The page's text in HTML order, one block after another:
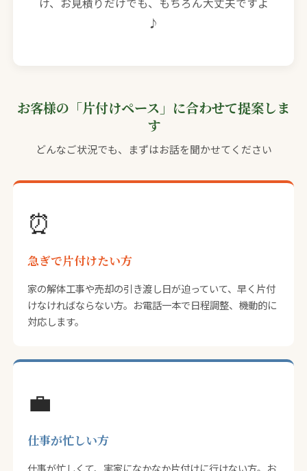
♪
お客様の「片付けペース」に合わせて提案しま
す
どんなご状況でも、まずはお話を聞かせてください
⏰
急ぎで片付けたい方
家の解体工事や売却の引き渡し日が迫っていて、早く片付
けなければならない方。お電話一本で日程調整、機動的に
対応します。
💼
仕事が忙しい方
仕事が忙しくて、実家になかなか片付けに行けない方。お